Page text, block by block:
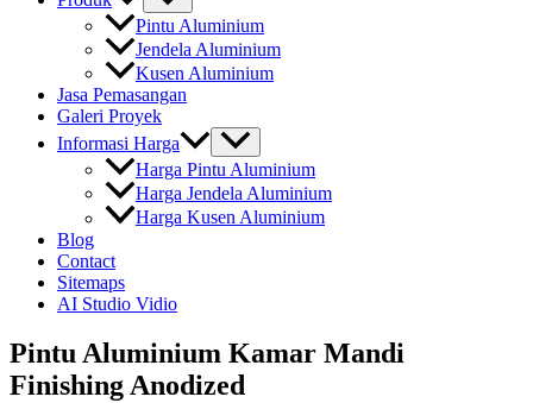
Pintu Aluminium
Jendela Aluminium
Kusen Aluminium
Jasa Pemasangan
Galeri Proyek
Informasi Harga
Harga Pintu Aluminium
Harga Jendela Aluminium
Harga Kusen Aluminium
Blog
Contact
Sitemaps
AI Studio Vidio
Pintu Aluminium Kamar Mandi
Finishing Anodized